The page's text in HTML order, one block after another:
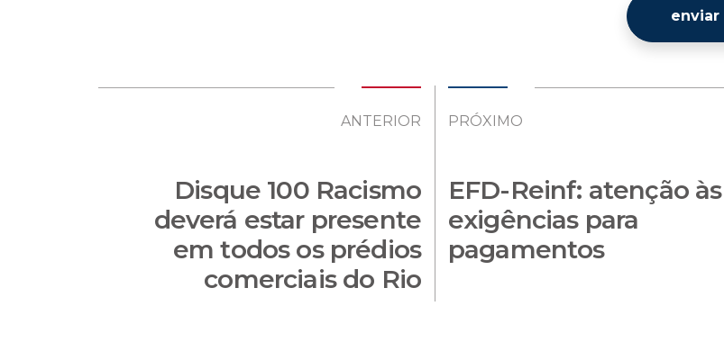
enviar
ANTERIOR
Disque 100 Racismo
deverá estar presente
em todos os prédios
comerciais do Rio
PRÓXIMO
EFD-Reinf: atenção às
exigências para
pagamentos